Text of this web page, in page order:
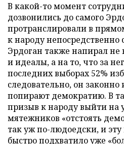
В какой-то момент
дозвонились до самого
протранслировали в
к народу непосредственно
Эрдоган также напирал не
и идеалы, а на то, что за
последних выборах 52%
следовательно, он
попирают демократию. В
призыв к народу выйти на
мятежников «отстоять
так уж по-людоедски, и
быстро подхватило уже